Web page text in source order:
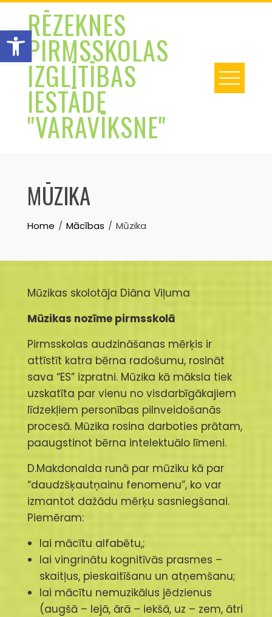
Open toolbar
Skip
contentRĒZEKNES
PIRMSSKOLAS
IZGLĪTĪBAS
IESTĀDE
"VARAVĪKSNE"
MŪZIKA
Home Mācības Mūzika
Mūzikas skolotāja Diāna Viļuma
Mūzikas nozīme pirmsskolā
Pirmsskolas audzināšanas mērķis ir
attīstīt katra bērna radošumu, rosināt
sava “ES” izpratni. Mūzika kā māksla tiek
uzskatīta par vienu no visdarbīgākajiem
līdzekļiem personības pilnveidošanās
procesā. Mūzika rosina darboties prātam,
paaugstinot bērna intelektuālo līmeni.
D.Makdonalda runā par mūziku kā par
“daudzšķautņainu fenomenu”, ko var
izmantot dažādu mērķu sasniegšanai.
Piemēram:
lai mācītu alfabētu,;
lai vingrinātu kognitīvās prasmes –
skaitļus, pieskaitīšanu un atņemšanu;
lai mācītu nemuzikālus jēdzienus
(augšā – lejā, ārā – iekšā, uz – zem, ātri